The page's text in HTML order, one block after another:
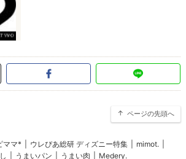
ページの先頭へ
ママ* ウレぴあ総研 ディズニー特集 mimot.
うまいパン うまい肉 Medery.